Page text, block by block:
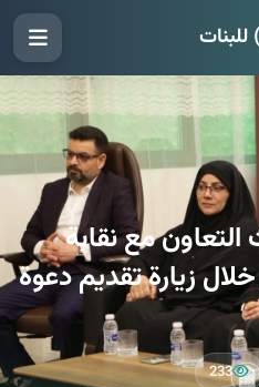
للبنات
مع نقابة
زيارة تقديم دعوة
233